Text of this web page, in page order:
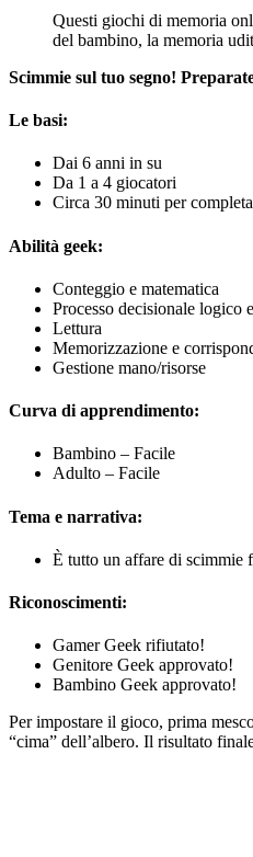
Questi giochi di memoria
del bambino, la memoria
Scimmie sul tuo segno!
Le basi:
Dai 6 anni in su
Da 1 a 4 giocatori
Circa 30 minuti per
Abilità geek:
Conteggio e matematica
Processo decisionale logico
Lettura
Memorizzazione e
Gestione mano/risorse
Curva di apprendimento:
Bambino – Facile
Adulto – Facile
Tema e narrativa:
È tutto un affare di scimmie
Riconoscimenti:
Gamer Geek rifiutato!
Genitore Geek approvato!
Bambino Geek approvato!
Per impostare il gioco, prima
“cima” dell’albero. Il risultato